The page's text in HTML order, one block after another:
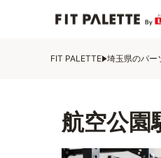
FIT PALETTE 埼玉県のパー
航空公園